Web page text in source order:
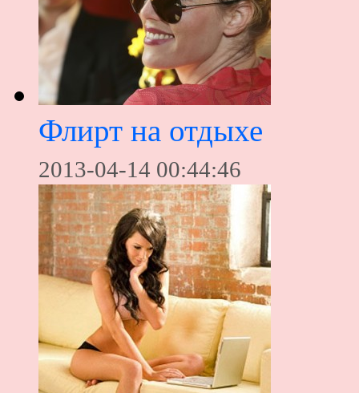
Флирт на отдыхе
2013-04-14 00:44:46